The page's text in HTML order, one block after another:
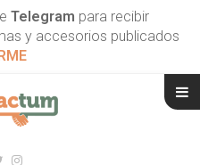
Telegram para recibir
y accesorios publicados